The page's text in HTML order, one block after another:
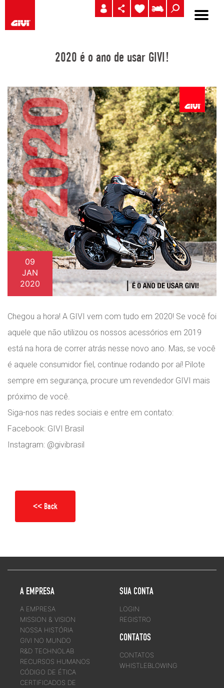
2020 é o ano de usar GIVI!
09
JAN
2020
Chegou a hora! A GIVI vem com tudo em 2020! Se você foi
aquele que não utilizou os nossos acessórios em 2019
está na hora de correr atrás nesse novo ano. Mas, se você
é aquele consumidor fiel, continue rodando por aí! Pilote
sempre em segurança, procure um revendedor GIVI mais
próximo de você.
Siga-nos nas redes sociais e entre em contato:
Facebook: GIVI Brasil
Instagram: @givibrasil
<< Back
A EMPRESA
A EMPRESA
MISSION & VISION
NOSSA HISTÓRIA
GIVI NO MUNDO
R&D TECHNOLAB
RECURSOS HUMANOS
CÓDIGO DE ÉTICA
CERTIFICADOS DE
SUA CONTA
LOGIN
REGISTRO
CONTATOS
CONTATOS
WHISTLEBLOWING